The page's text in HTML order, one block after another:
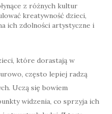
z różnych kultur
kreatywność dzieci,
ich zdolności artystyczne i
które dorastają w
często lepiej radzą
Uczą się bowiem
widzenia, co sprzyja ich